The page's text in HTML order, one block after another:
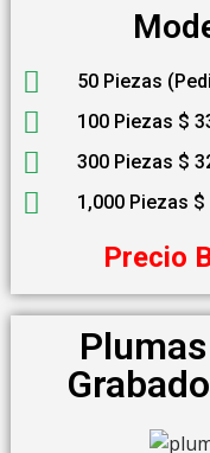
50 Piezas
100 Piezas $
300 Piezas $
1,000 Piezas $
Precio